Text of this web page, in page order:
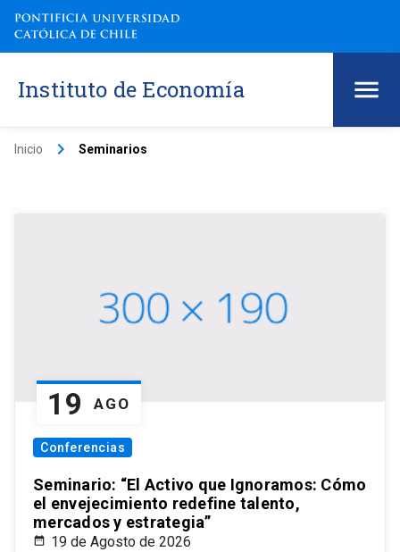
Instituto de Economía
Inicio keyboard_arrow_right Seminarios
19 AGO
Conferencias
Seminario: “El Activo que Ignoramos: Cómo
el envejecimiento redefine talento,
mercados y estrategia”
19 de Agosto de 2026